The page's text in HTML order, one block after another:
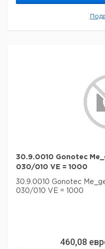
Температура макс. 30 °
распылительной трубки
Технические данные:
Страна происхождения:
30.9.0010 Gonotec
030/010 VE = 1000
30.9.0010 Gonotec
030/010 VE = 1000
460,08